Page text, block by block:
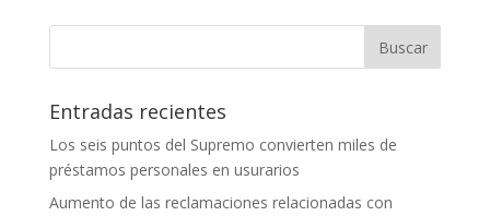
Entradas recientes
Los seis puntos del Supremo convierten miles de
préstamos personales en usurarios
Aumento de las reclamaciones relacionadas con